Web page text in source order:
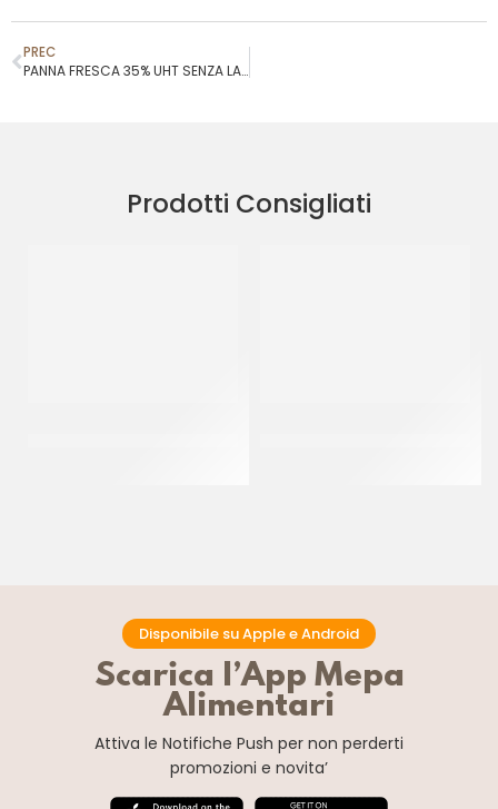
PREC
PANNA FRESCA 35% UHT SENZA LATTOSIO
Prodotti Consigliati
Disponibile su Apple e Android
Scarica l’App Mepa
Alimentari
Attiva le Notifiche Push per non perderti
promozioni e novita’